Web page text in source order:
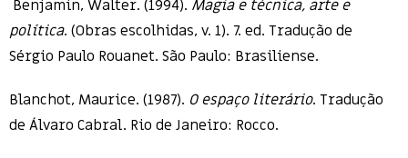
Benjamin, Walter. (1994). Magia e técnica, arte e
política. (Obras escolhidas, v. 1). 7. ed. Tradução de
Sérgio Paulo Rouanet. São Paulo: Brasiliense.
Blanchot, Maurice. (1987). O espaço literário. Tradução
de Álvaro Cabral. Rio de Janeiro: Rocco.